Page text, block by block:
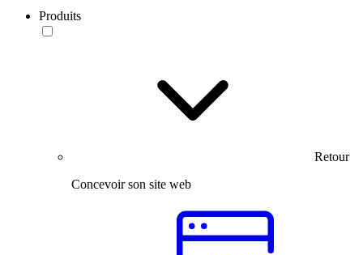
Produits
Retour
Concevoir son site web